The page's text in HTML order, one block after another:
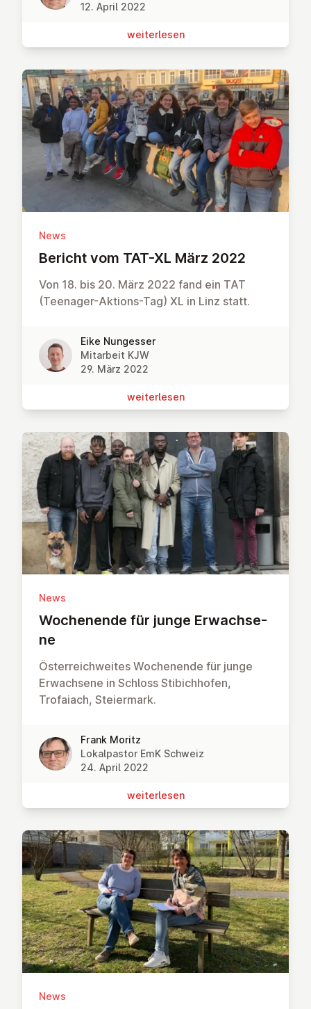
12. April 2022
wei­ter­le­sen
News
Bericht vom TAT-XL März 2022
Von 18. bis 20. März 2022 fand ein TAT
(Teenager-Aktions-Tag) XL in Linz statt.
Eike Nungesser
Mitarbeit KJW
29. März 2022
wei­ter­le­sen
News
Wo­chen­en­de für junge Er­wach­se­
ne
Österreichweites Wochenende für junge
Erwachsene in Schloss Stibichhofen,
Trofaiach, Steiermark.
Frank Moritz
Lokalpastor EmK Schweiz
24. April 2022
wei­ter­le­sen
News